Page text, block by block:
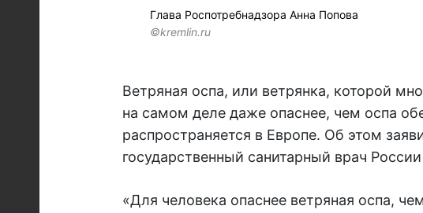
Глава Роспотребнадзора Анна Попова
©kremlin.ru
Ветряная оспа, или ветрянка, которой
на самом деле даже опаснее, чем оспа
распространяется в Европе. Об этом
государственный санитарный врач
«Для человека опаснее ветряная оспа,